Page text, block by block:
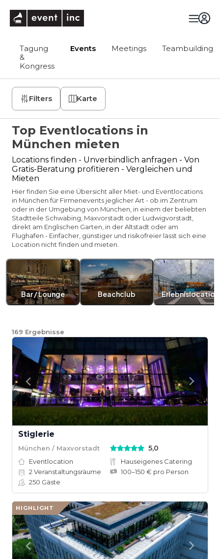
Tagung
&
Kongress
Events Meetings Teambuilding
Filters Karte
Top Eventlocations in
München mieten
Locations finden - Unverbindlich anfragen - Von
Gratis-Beratung profitieren - Vergleichen und
Mieten
Hier finden Sie eine Übersicht aller Miet- und Eventlocations
in München für Firmenevents jeglicher Art - ob im Zentrum
oder in der Umgebung von München, in einem der beliebten
Stadtteile Schwabing, Maxvorstadt oder Ludwigvorstadt,
direkt am Englischen Garten, in der Altstadt oder am
Flughafen - Einfacher, günstiger und risikofreier lässt sich eine
Location nicht finden und mieten.
Bar / Lounge Beachclub Erlebnislocation
169 Ergebnisse
Stiglerie
München / Maxvorstadt 5,0
Eventlocation
Hauseigenes Catering
2 Veranstaltungsräume
100–150 € pro Person
250 Gäste
HIGHLIGHT